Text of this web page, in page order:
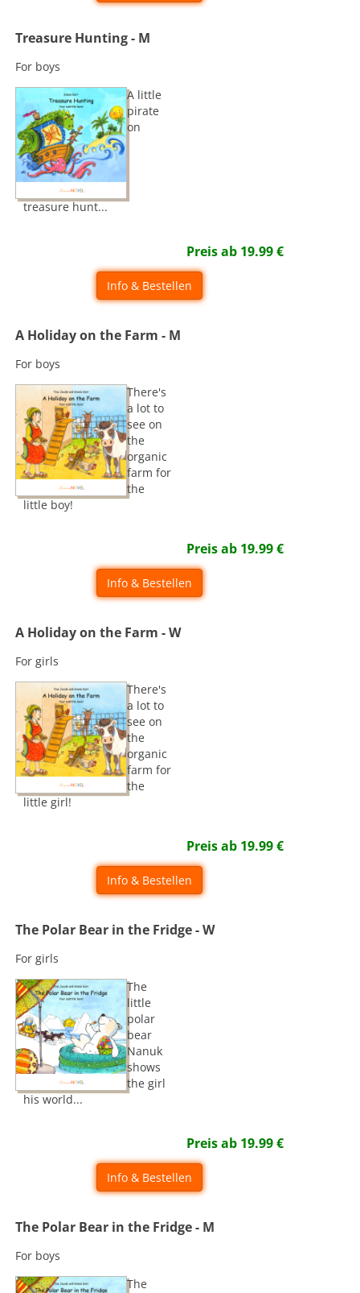
Treasure Hunting - M
For boys
A little
pirate
on
treasure hunt...
Preis ab 19.99€
Info & Bestellen
A Holiday on the Farm - M
For boys
There's
a lot to
see on
the
organic
farm for
the
little boy!
Preis ab 19.99€
Info & Bestellen
A Holiday on the Farm - W
For girls
There's
a lot to
see on
the
organic
farm for
the
little girl!
Preis ab 19.99€
Info & Bestellen
The Polar Bear in the Fridge - W
For girls
The
little
polar
bear
Nanuk
shows
the girl
his world...
Preis ab 19.99€
Info & Bestellen
The Polar Bear in the Fridge - M
For boys
The